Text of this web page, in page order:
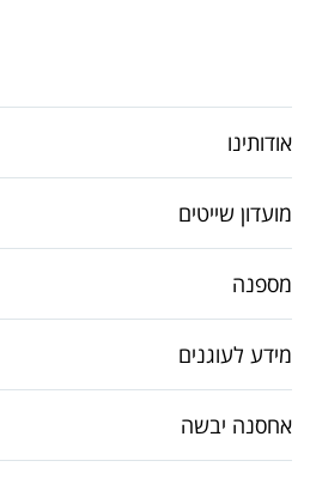
אודותינו
מועדון שייטים
מספנה
מידע לעוגנים
אחסנה יבשה